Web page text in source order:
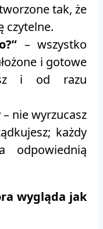
tak, że
czytelne.
– wszystko
i gotowe
i od razu
– nie wyrzucasz
każdy
odpowiednią
wygląda jak